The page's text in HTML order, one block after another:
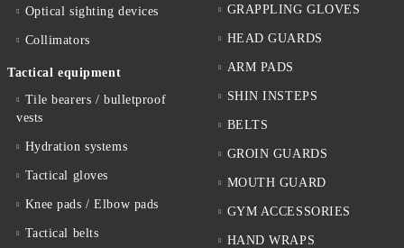
Optical sighting devices
Collimators
Tactical equipment
Tile bearers / bulletproof
vests
Hydration systems
Tactical gloves
Knee pads / Elbow pads
Tactical belts
GRAPPLING GLOVES
HEAD GUARDS
ARM PADS
SHIN INSTEPS
BELTS
GROIN GUARDS
MOUTH GUARD
GYM ACCESSORIES
HAND WRAPS